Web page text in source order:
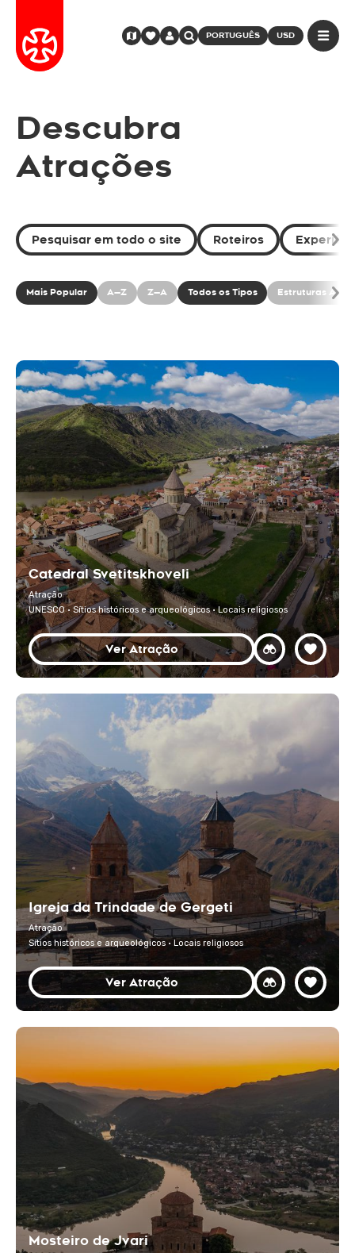
PORTUGUÊS USD
Descubra
Atrações
Pesquisar em todo o site Roteiros
Mais Popular A—Z Z—A Todos os Tipos Estruturas
Catedral Svetitskhoveli
Atração
UNESCO · Sítios históricos e arqueológicos · Locais religiosos
Ver Atração
Igreja da Trindade de Gergeti
Atração
Sítios históricos e arqueológicos · Locais religiosos
Ver Atração
Mosteiro de Jvari